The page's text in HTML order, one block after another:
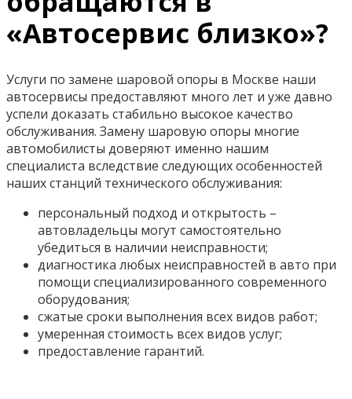
«Автосервис близко»?
Услуги по замене шаровой опоры в Москве наши
автосервисы предоставляют много лет и уже давно
успели доказать стабильно высокое качество
обслуживания. Замену шаровую опоры многие
автомобилисты доверяют именно нашим
специалиста вследствие следующих особенностей
наших станций технического обслуживания:
персональный подход и открытость –
автовладельцы могут самостоятельно
убедиться в наличии неисправности;
диагностика любых неисправностей в авто при
помощи специализированного современного
оборудования;
сжатые сроки выполнения всех видов работ;
умеренная стоимость всех видов услуг;
предоставление гарантий.